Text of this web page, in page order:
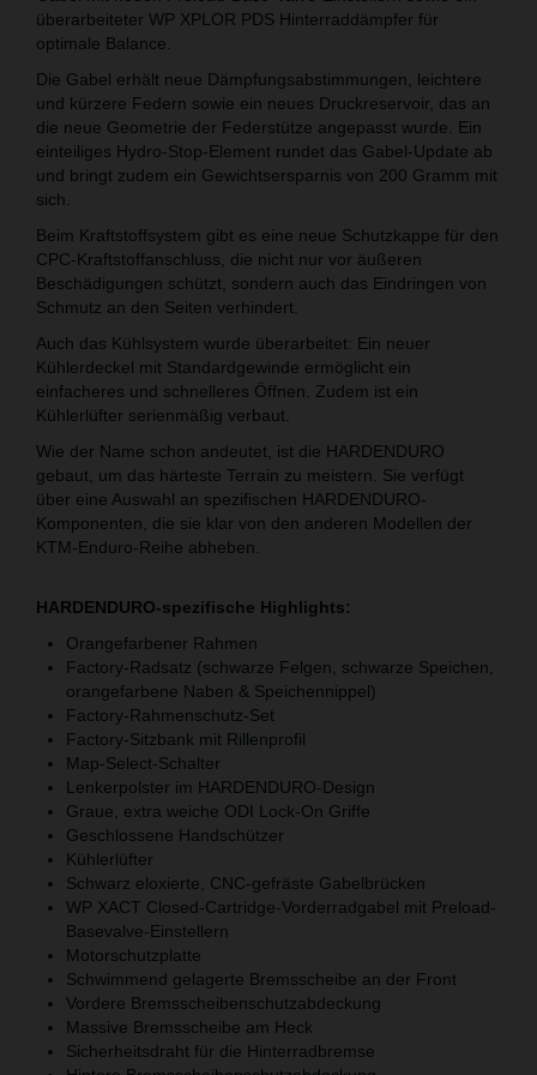
überarbeiteter WP XPLOR PDS Hinterraddämpfer für
optimale Balance.
Die Gabel erhält neue Dämpfungsabstimmungen, leichtere
und kürzere Federn sowie ein neues Druckreservoir, das an
die neue Geometrie der Federstütze angepasst wurde. Ein
einteiliges Hydro-Stop-Element rundet das Gabel-Update ab
und bringt zudem ein Gewichtsersparnis von 200 Gramm mit
sich.
Beim Kraftstoffsystem gibt es eine neue Schutzkappe für den
CPC-Kraftstoffanschluss, die nicht nur vor äußeren
Beschädigungen schützt, sondern auch das Eindringen von
Schmutz an den Seiten verhindert.
Auch das Kühlsystem wurde überarbeitet: Ein neuer
Kühlerdeckel mit Standardgewinde ermöglicht ein
einfacheres und schnelleres Öffnen. Zudem ist ein
Kühlerlüfter serienmäßig verbaut.
Wie der Name schon andeutet, ist die HARDENDURO
gebaut, um das härteste Terrain zu meistern. Sie verfügt
über eine Auswahl an spezifischen HARDENDURO-
Komponenten, die sie klar von den anderen Modellen der
KTM-Enduro-Reihe abheben.
HARDENDURO-spezifische Highlights:
Orangefarbener Rahmen
Factory-Radsatz (schwarze Felgen, schwarze Speichen,
orangefarbene Naben & Speichennippel)
Factory-Rahmenschutz-Set
Factory-Sitzbank mit Rillenprofil
Map-Select-Schalter
Lenkerpolster im HARDENDURO-Design
Graue, extra weiche ODI Lock-On Griffe
Geschlossene Handschützer
Kühlerlüfter
Schwarz eloxierte, CNC-gefräste Gabelbrücken
WP XACT Closed-Cartridge-Vorderradgabel mit Preload-
Basevalve-Einstellern
Motorschutzplatte
Schwimmend gelagerte Bremsscheibe an der Front
Vordere Bremsscheibenschutzabdeckung
Massive Bremsscheibe am Heck
Sicherheitsdraht für die Hinterradbremse